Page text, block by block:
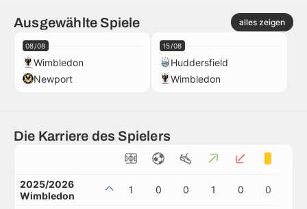
Ausgewählte Spiele alles zeigen
08/08
Wimbledon
Newport
15/08
Huddersfield
Wimbledon
Die Karriere des Spielers
2025/2026
Wimbledon
1 0 0 1 0 0